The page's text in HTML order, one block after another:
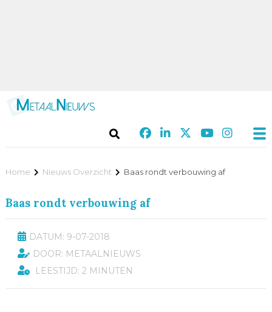
Home Nieuws Overzicht Baas rondt verbouwing af
Baas rondt verbouwing af
DATUM: 9-07-2018
DOOR: METAALNIEUWS
LEESTIJD: 2 MINUTEN